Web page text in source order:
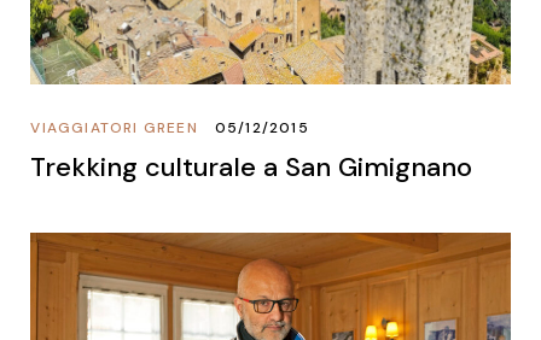
VIAGGIATORI GREEN 05/12/2015
Trekking culturale a San Gimignano